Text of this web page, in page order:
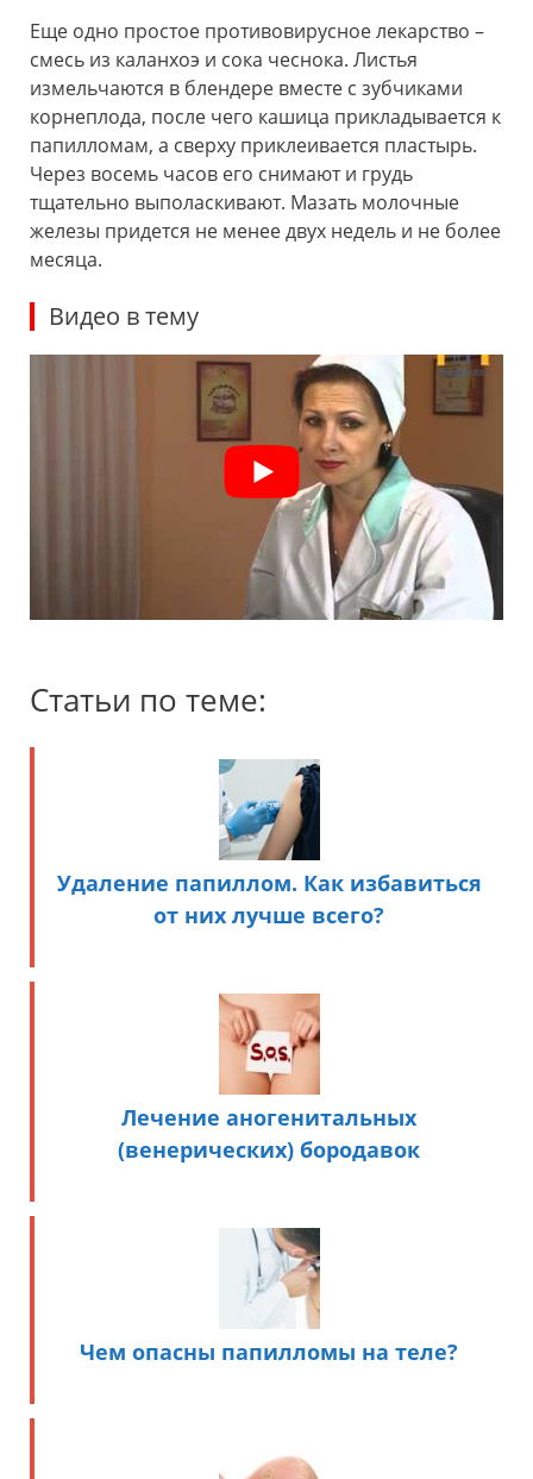
Еще одно простое противовирусное лекарство –
смесь из каланхоэ и сока чеснока. Листья
измельчаются в блендере вместе с зубчиками
корнеплода, после чего кашица прикладывается к
папилломам, а сверху приклеивается пластырь.
Через восемь часов его снимают и грудь
тщательно выполаскивают. Мазать молочные
железы придется не менее двух недель и не более
месяца.
Видео в тему
Статьи по теме:
Удаление папиллом. Как избавиться
от них лучше всего?
Лечение аногенитальных
(венерических) бородавок
Чем опасны папилломы на теле?